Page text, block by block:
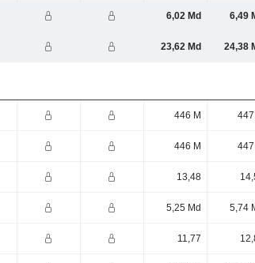
6,02 Md 6,49
23,62 Md 24,38
446 M 447
446 M 447
13,48
5,25 Md 5,74
11,77